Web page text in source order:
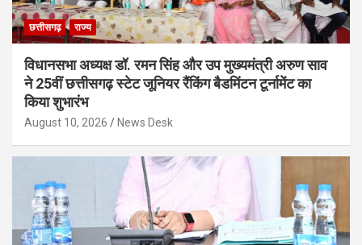
छत्तीसगढ़ राज्य
विधानसभा अध्यक्ष डॉ. रमन सिंह और उप मुख्यमंत्री अरुण साव
ने 25वीं छत्तीसगढ़ स्टेट जूनियर रैंकिंग बैडमिंटन टूर्नामेंट का
किया शुभारंभ
August 10, 2026 News Desk